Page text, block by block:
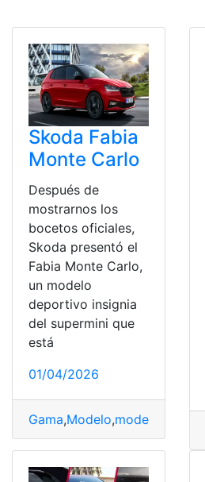
Skoda Fabia
Monte Carlo
Después de
mostrarnos los
bocetos oficiales,
Skoda presentó el
Fabia Monte Carlo,
un modelo
deportivo insignia
del supermini que
está
01/04/2026
Gama,Modelo,modelos SUV